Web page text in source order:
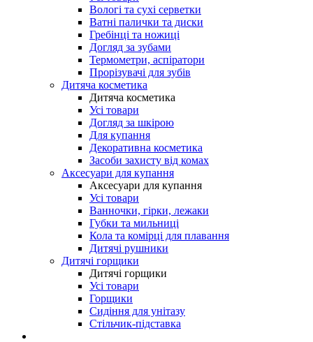
Вологі та сухі серветки
Ватні палички та диски
Гребінці та ножиці
Догляд за зубами
Термометри, аспіратори
Прорізувачі для зубів
Дитяча косметика
Дитяча косметика
Усі товари
Догляд за шкірою
Для купання
Декоративна косметика
Засоби захисту від комах
Аксесуари для купання
Аксесуари для купання
Усі товари
Ванночки, гірки, лежаки
Губки та мильниці
Кола та комірці для плавання
Дитячі рушники
Дитячі горщики
Дитячі горщики
Усі товари
Горщики
Сидіння для унітазу
Стільчик-підставка